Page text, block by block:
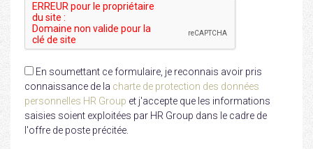
En soumettant ce formulaire, je reconnais avoir pris
connaissance de la charte de protection des données
personnelles HR Group et j'accepte que les informations
saisies soient exploitées par HR Group dans le cadre de
l'offre de poste précitée.